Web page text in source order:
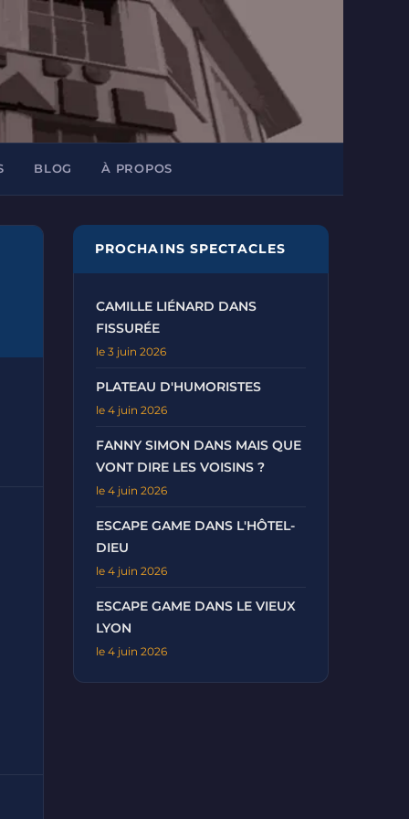
BLOG À PROPOS
PROCHAINS SPECTACLES
CAMILLE LIÉNARD DANS
FISSURÉE
le 3 juin 2026
PLATEAU D'HUMORISTES
le 4 juin 2026
FANNY SIMON DANS MAIS QUE
VONT DIRE LES VOISINS ?
le 4 juin 2026
ESCAPE GAME DANS L'HÔTEL-
DIEU
le 4 juin 2026
ESCAPE GAME DANS LE VIEUX
LYON
le 4 juin 2026